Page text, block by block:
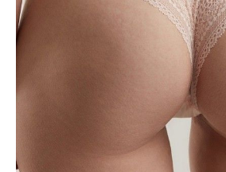
• tanga,
• niski stan,
• ażurowa koronka z ozdobnym wzorem,
• dolna krawędź koronki bez obróbki,
• zmysłowa i bardzo wygodna bielizna.
Skład
poliamid 80%; elastan 20%; klin: bawełna
91-341, Łódź, Polska